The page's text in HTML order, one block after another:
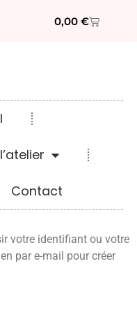
0,00 €
Contact
votre identifiant ou votre
par e-mail pour créer